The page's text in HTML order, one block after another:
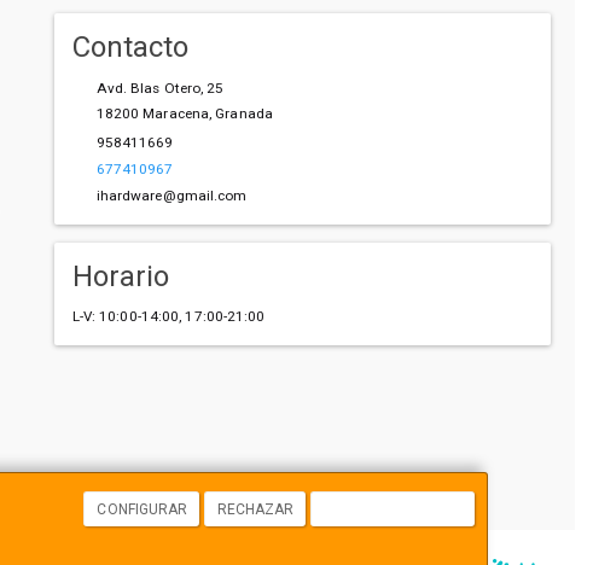
CONFIGURAR RECHAZAR
Contacto
Avd. Blas Otero, 25
18200 Maracena, Granada
958411669
677410967
ihardware@gmail.com
Horario
L-V: 10:00-14:00, 17:00-21:00